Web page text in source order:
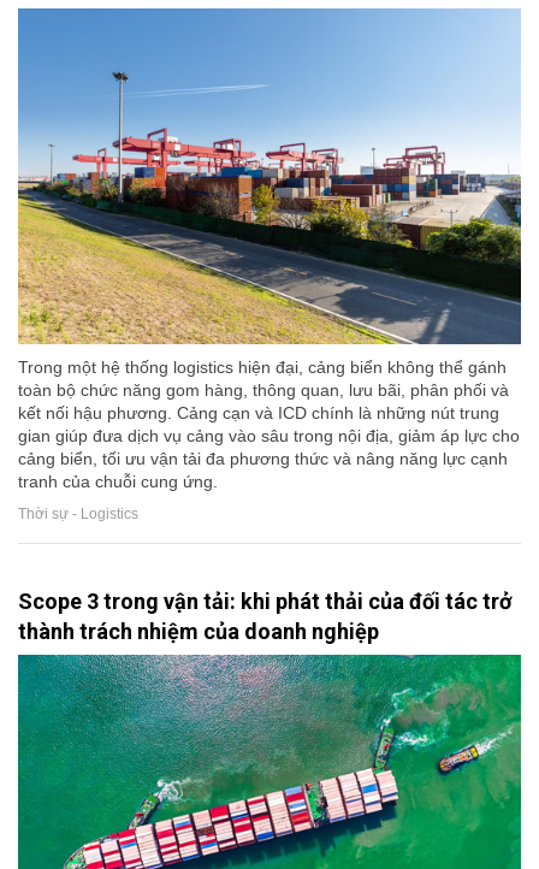
Trong một hệ thống logistics hiện đại, cảng biển không thể gánh
toàn bộ chức năng gom hàng, thông quan, lưu bãi, phân phối và
kết nối hậu phương. Cảng cạn và ICD chính là những nút trung
gian giúp đưa dịch vụ cảng vào sâu trong nội địa, giảm áp lực cho
cảng biển, tối ưu vận tải đa phương thức và nâng năng lực cạnh
tranh của chuỗi cung ứng.
Thời sự - Logistics
Scope 3 trong vận tải: khi phát thải của đối tác trở
thành trách nhiệm của doanh nghiệp